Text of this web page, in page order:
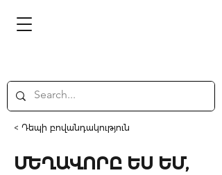
< Դեպի բովանդակություն
ՄԵՂԱՎՈՐԸ ԵՍ ԵՄ,